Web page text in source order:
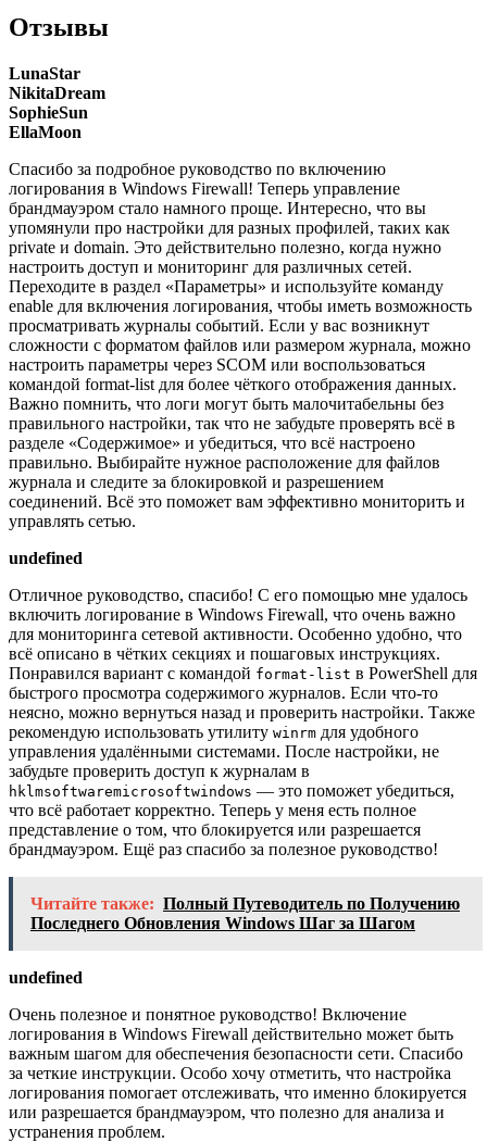
Отзывы
LunaStar
NikitaDream
SophieSun
EllaMoon
Спасибо за подробное руководство по включению
логирования в Windows Firewall! Теперь управление
брандмауэром стало намного проще. Интересно, что вы
упомянули про настройки для разных профилей, таких как
private и domain. Это действительно полезно, когда нужно
настроить доступ и мониторинг для различных сетей.
Переходите в раздел «Параметры» и используйте команду
enable для включения логирования, чтобы иметь возможность
просматривать журналы событий. Если у вас возникнут
сложности с форматом файлов или размером журнала, можно
настроить параметры через SCOM или воспользоваться
командой format-list для более чёткого отображения данных.
Важно помнить, что логи могут быть малочитабельны без
правильного настройки, так что не забудьте проверять всё в
разделе «Содержимое» и убедиться, что всё настроено
правильно. Выбирайте нужное расположение для файлов
журнала и следите за блокировкой и разрешением
соединений. Всё это поможет вам эффективно мониторить и
управлять сетью.
undefined
Отличное руководство, спасибо! С его помощью мне удалось
включить логирование в Windows Firewall, что очень важно
для мониторинга сетевой активности. Особенно удобно, что
всё описано в чётких секциях и пошаговых инструкциях.
Понравился вариант с командой format-list в PowerShell для
быстрого просмотра содержимого журналов. Если что-то
неясно, можно вернуться назад и проверить настройки. Также
рекомендую использовать утилиту winrm для удобного
управления удалёнными системами. После настройки, не
забудьте проверить доступ к журналам в
hklmsoftwaremicrosoftwindows — это поможет убедиться,
что всё работает корректно. Теперь у меня есть полное
представление о том, что блокируется или разрешается
брандмауэром. Ещё раз спасибо за полезное руководство!
Читайте также: Полный Путеводитель по Получению
Последнего Обновления Windows Шаг за Шагом
undefined
Очень полезное и понятное руководство! Включение
логирования в Windows Firewall действительно может быть
важным шагом для обеспечения безопасности сети. Спасибо
за четкие инструкции. Особо хочу отметить, что настройка
логирования помогает отслеживать, что именно блокируется
или разрешается брандмауэром, что полезно для анализа и
устранения проблем.